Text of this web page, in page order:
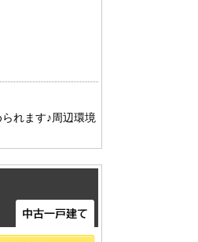
れます♪周辺環境